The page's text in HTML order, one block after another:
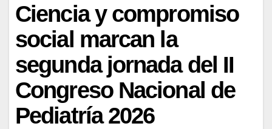
Ciencia y compromiso
social marcan la
segunda jornada del II
Congreso Nacional de
Pediatría 2026